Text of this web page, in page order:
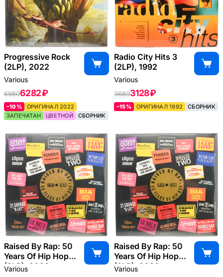
Progressive Rock
(2LP), 2022
Various
69806282 ₽
–10%
ОРИГИНАЛ 2022
ЗАПЕЧАТАН
ЦВЕТНОЙ СБОРНИК
Radio City Hits 3
(2LP), 1992
Various
36803128 ₽
–15% ОРИГИНАЛ 1992 СБОРНИК
Raised By Rap: 50
Years Of Hip Hop
(2LP), 2023
Various
Raised By Rap: 50
Years Of Hip Hop
(2LP), 2023
Various